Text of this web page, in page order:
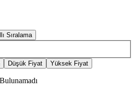
Sıralama
Düşük Fiyat Yüksek Fiyat